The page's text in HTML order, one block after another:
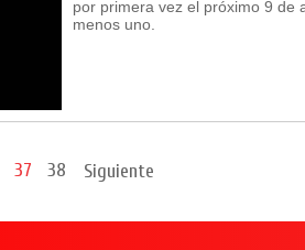
por primera vez el próximo 9 de
menos uno.
37 38 Siguiente